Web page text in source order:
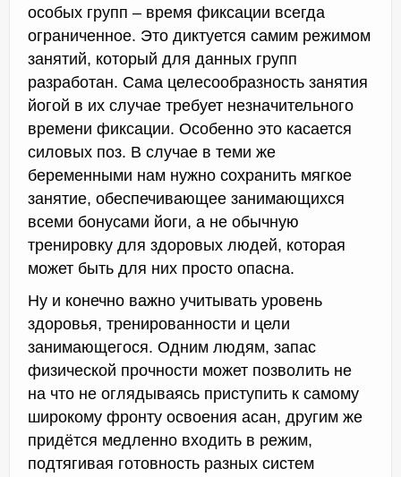
особых групп – время фиксации всегда
ограниченное. Это диктуется самим режимом
занятий, который для данных групп
разработан. Сама целесообразность занятия
йогой в их случае требует незначительного
времени фиксации. Особенно это касается
силовых поз. В случае в теми же
беременными нам нужно сохранить мягкое
занятие, обеспечивающее занимающихся
всеми бонусами йоги, а не обычную
тренировку для здоровых людей, которая
может быть для них просто опасна.
Ну и конечно важно учитывать уровень
здоровья, тренированности и цели
занимающегося. Одним людям, запас
физической прочности может позволить не
на что не оглядываясь приступить к самому
широкому фронту освоения асан, другим же
придётся медленно входить в режим,
подтягивая готовность разных систем